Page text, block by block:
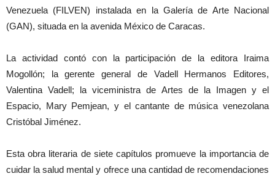
Venezuela (FILVEN) instalada en la Galería de Arte Nacional
(GAN), situada en la avenida México de Caracas.
La actividad contó con la participación de la editora Iraima
Mogollón; la gerente general de Vadell Hermanos Editores,
Valentina Vadell; la viceministra de Artes de la Imagen y el
Espacio, Mary Pemjean, y el cantante de música venezolana
Cristóbal Jiménez.
Esta obra literaria de siete capítulos promueve la importancia de
cuidar la salud mental y ofrece una cantidad de recomendaciones